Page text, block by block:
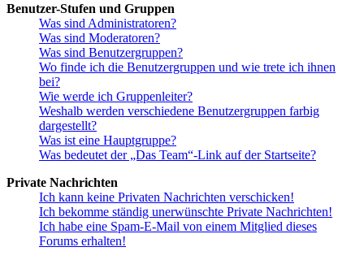
Benutzer-Stufen und Gruppen
Was sind Administratoren?
Was sind Moderatoren?
Was sind Benutzergruppen?
Wo finde ich die Benutzergruppen und wie trete ich ihnen
bei?
Wie werde ich Gruppenleiter?
Weshalb werden verschiedene Benutzergruppen farbig
dargestellt?
Was ist eine Hauptgruppe?
Was bedeutet der „Das Team“-Link auf der Startseite?
Private Nachrichten
Ich kann keine Privaten Nachrichten verschicken!
Ich bekomme ständig unerwünschte Private Nachrichten!
Ich habe eine Spam-E-Mail von einem Mitglied dieses
Forums erhalten!